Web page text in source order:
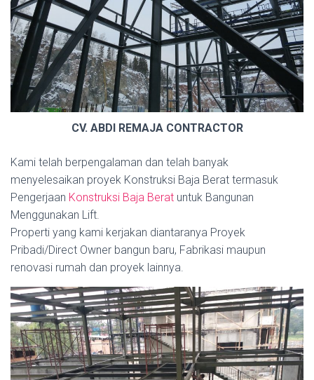
CV. ABDI REMAJA CONTRACTOR
Kami telah berpengalaman dan telah banyak
menyelesaikan proyek Konstruksi Baja Berat termasuk
Pengerjaan Konstruksi Baja Berat untuk Bangunan
Menggunakan Lift.
Properti yang kami kerjakan diantaranya Proyek
Pribadi/Direct Owner bangun baru, Fabrikasi maupun
renovasi rumah dan proyek lainnya.